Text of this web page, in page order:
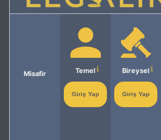
Misafir Temel
Giriş Yap
Bireysel
Giriş Yap